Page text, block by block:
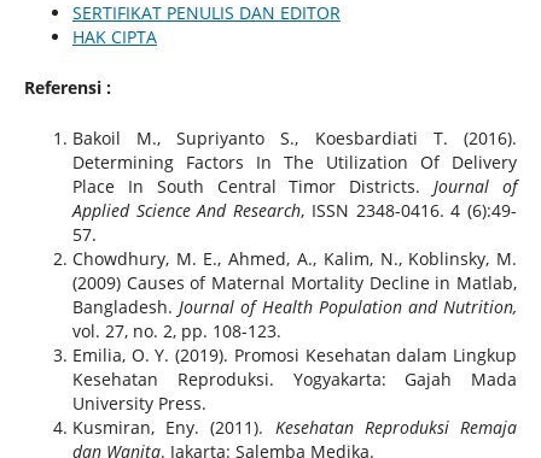
SERTIFIKAT PENULIS DAN EDITOR
HAK CIPTA
Referensi :
Bakoil M., Supriyanto S., Koesbardiati T. (2016).
Determining Factors In The Utilization Of Delivery
Place In South Central Timor Districts.Journal of
Applied Science And Research, ISSN 2348-0416. 4 (6):49-
57.
Chowdhury, M. E., Ahmed, A., Kalim, N., Koblinsky, M.
(2009) Causes of Maternal Mortality Decline in Matlab,
Bangladesh.Journal of Health Population and Nutrition,
vol. 27, no. 2, pp. 108-123.
Emilia, O. Y. (2019). Promosi Kesehatan dalam Lingkup
Kesehatan Reproduksi. Yogyakarta: Gajah Mada
University Press.
Kusmiran, Eny. (2011). Kesehatan Reproduksi Remaja
dan Wanita. Jakarta: Salemba Medika.